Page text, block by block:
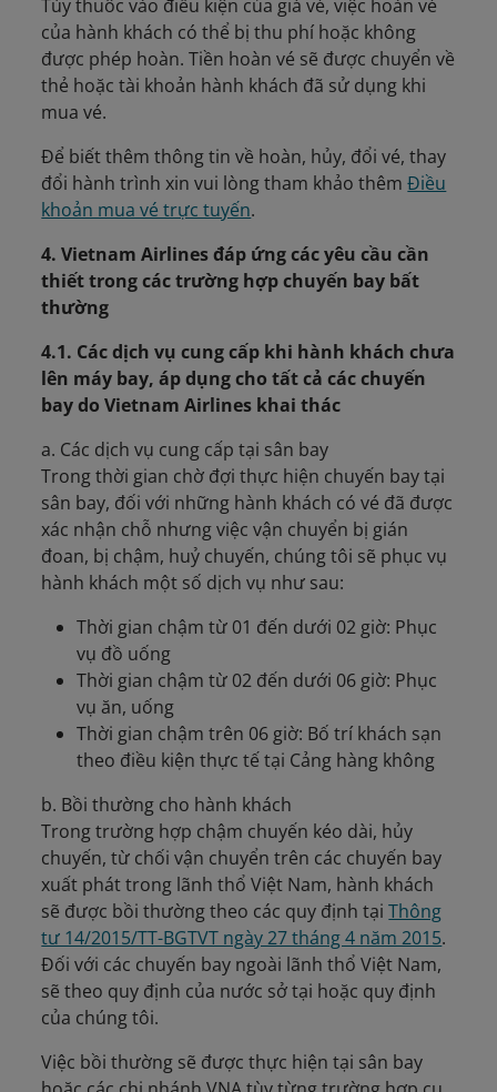
Tùy thuôc vào điều kiện của giá vé, việc hoàn vé
của hành khách có thể bị thu phí hoặc không
được phép hoàn. Tiền hoàn vé sẽ được chuyển về
thẻ hoặc tài khoản hành khách đã sử dụng khi
mua vé.
Để biết thêm thông tin về hoàn, hủy, đổi vé, thay
đổi hành trình xin vui lòng tham khảo thêmĐiều
khoản mua vé trực tuyến.
4. Vietnam Airlines đáp ứng các yêu cầu cần
thiết trong các trường hợp chuyến bay bất
thường
4.1. Các dịch vụ cung cấp khi hành khách chưa
lên máy bay, áp dụng cho tất cả các chuyến
bay do Vietnam Airlines khai thác
a. Các dịch vụ cung cấp tại sân bay
Trong thời gian chờ đợi thực hiện chuyến bay tại
sân bay, đối với những hành khách có vé đã được
xác nhận chỗ nhưng việc vận chuyển bị gián
đoan, bị chậm, huỷ chuyến, chúng tôi sẽ phục vụ
hành khách một số dịch vụ như sau:
Thời gian chậm từ 01 đến dưới 02 giờ: Phục
vụ đồ uống
Thời gian chậm từ 02 đến dưới 06 giờ: Phục
vụ ăn, uống
Thời gian chậm trên 06 giờ: Bố trí khách sạn
theo điều kiện thực tế tại Cảng hàng không
b. Bồi thường cho hành khách
Trong trường hợp chậm chuyến kéo dài, hủy
chuyến, từ chối vận chuyển trên các chuyến bay
xuất phát trong lãnh thổ Việt Nam, hành khách
sẽ được bồi thường theo các quy định tạiThông
tư 14/2015/TT-BGTVT ngày 27 tháng 4 năm 2015.
Đối với các chuyến bay ngoài lãnh thổ Việt Nam,
sẽ theo quy định của nước sở tại hoặc quy định
của chúng tôi.
Việc bồi thường sẽ được thực hiện tại sân bay